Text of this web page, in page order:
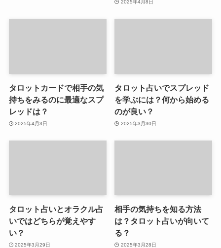
2025年4月8日
タロットカードで相手の気
持ちをみるのに最適なスプ
レッドは？
2025年4月3日
タロット占いでスプレッド
を学ぶには？何から始める
のが良い？
2025年3月30日
タロット占いとオラクル占
いではどちらが覚えやす
い？
2025年3月29日
相手の気持ちを知る方法
は？タロット占いが向いて
る？
2025年3月28日